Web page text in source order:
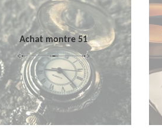
Achat montre 51